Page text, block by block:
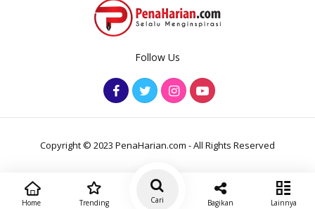
Follow Us
Copyright © 2023 PenaHarian.com - All Rights Reserved
Home Trending Cari Bagikan Lainnya